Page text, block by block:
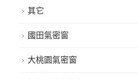
其它
國田氣密窗
大桃園氣密窗